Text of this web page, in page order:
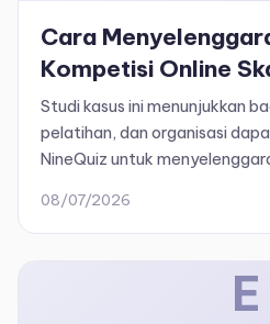
Cara
Kompetisi Online
Studi kasus ini menunjukkan
pelatihan, dan organisasi
NineQuiz untuk
mudah.
08/07/2026
E